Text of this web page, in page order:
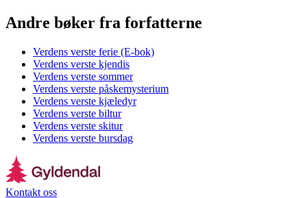
Andre bøker fra forfatterne
Verdens verste ferie (E-bok)
Verdens verste kjendis
Verdens verste sommer
Verdens verste påskemysterium
Verdens verste kjæledyr
Verdens verste biltur
Verdens verste skitur
Verdens verste bursdag
Kontakt oss